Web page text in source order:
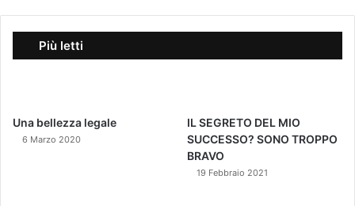
Più letti
Una bellezza legale
6 Marzo 2020
IL SEGRETO DEL MIO
SUCCESSO? SONO TROPPO
BRAVO
19 Febbraio 2021